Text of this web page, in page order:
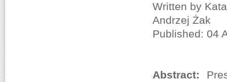
Written by
Andrzej Żak
Published: 04
Abstract: